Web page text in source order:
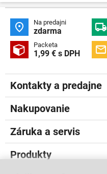
 Na predajni
zdarma 
 Packeta
1,99 € s DPH 
Kontakty a predajne
Nakupovanie
Záruka a servis
Produkty